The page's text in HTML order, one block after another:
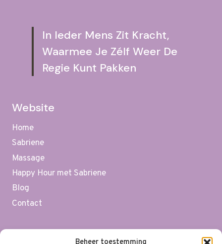
In Ieder Mens Zit Kracht,
Waarmee Je Zélf Weer De
Regie Kunt Pakken
Website
Home
Sabriene
Massage
Happy Hour met Sabriene
Blog
Contact